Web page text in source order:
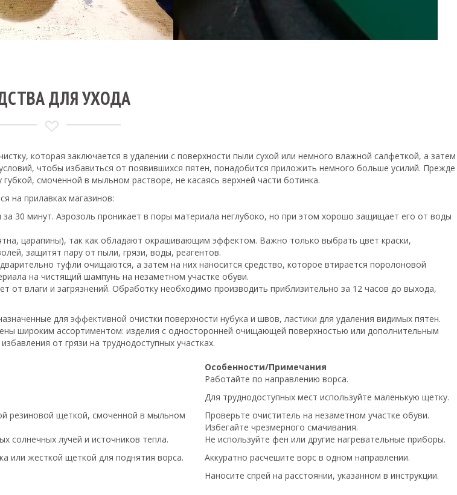
ДЛЯ УХОДА
которая заключается в удалении с поверхности пыли сухой или немного влажной салфеткой, а затем
чтобы избавиться от появившихся пятен, понадобится приложить немного больше усилий. Прежде
смоченной в мыльном растворе, не касаясь верхней части ботинка.
на прилавках магазинов:
30 минут. Аэрозоль проникает в поры материала неглубоко, но при этом хорошо защищает его от воды
царапины), так как обладают окрашивающим эффектом. Важно только выбрать цвет краски,
защитят пару от пыли, грязи, воды, реагентов.
туфли очищаются, а затем на них наносится средство, которое втирается поролоновой
на чистящий шампунь на незаметном участке обуви.
влаги и загрязнений. Обработку необходимо производить приблизительно за 12 часов до выхода,
для эффективной очистки поверхности нубука и швов, ластики для удаления видимых пятен.
широким ассортиментом: изделия с односторонней очищающей поверхностью или дополнительным
от грязи на труднодоступных участках.
Особенности/Примечания
Работайте по направлению ворса.
Для труднодоступных мест используйте маленькую щетку.
резиновой щеткой, смоченной в мыльном
Проверьте очиститель на незаметном участке обуви.
Избегайте чрезмерного смачивания.
солнечных лучей и источников тепла.
Не используйте фен или другие нагревательные приборы.
или жесткой щеткой для поднятия ворса.
Аккуратно расчешите ворс в одном направлении.
Наносите спрей на расстоянии, указанном в инструкции.